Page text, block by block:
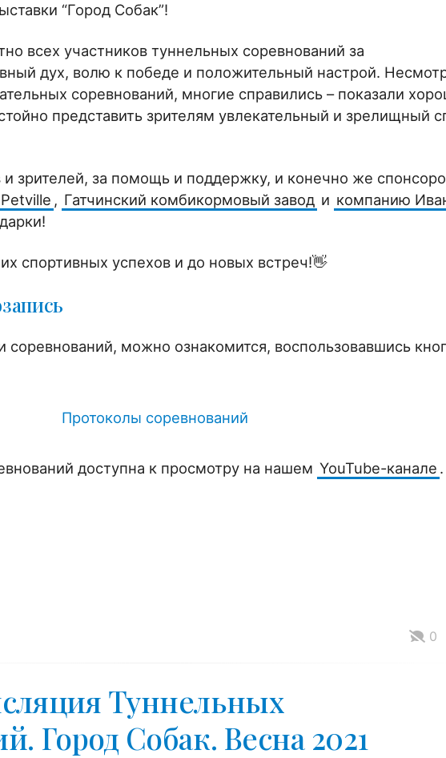
“Город Собак”!
всех участников туннельных соревнований за
дух, волю к победе и положительный настрой.
соревнований, многие справились – показали
представить зрителям увлекательный и зрелищный
и зрителей, за помощь и поддержку, и конечно же
, Гатчинский комбикормовый завод и компанию
спортивных успехов и до новых встреч!👋
можно ознакомится, воспользовавшись
Протоколы соревнований
доступна к просмотру на нашем YouTube-канале .
0
Туннельных
Город Собак. Весна 2021